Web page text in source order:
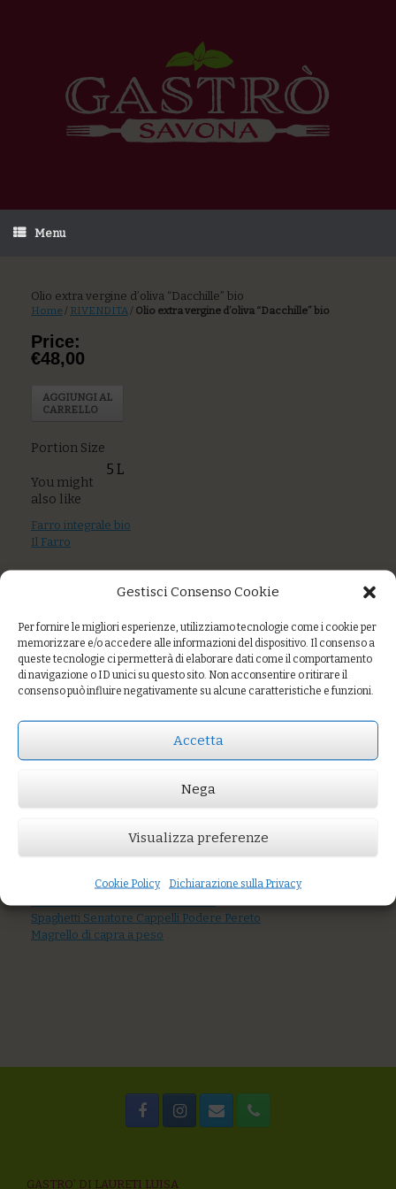
Gestisci Consenso Cookie
Per fornire le migliori esperienze, utilizziamo tecnologie come i cookie per
memorizzare e/o accedere alle informazioni del dispositivo. Il consenso a
queste tecnologie ci permetterà di elaborare dati come il comportamento
di navigazione o ID unici su questo sito. Non acconsentire o ritirare il
consenso può influire negativamente su alcune caratteristiche e funzioni.
Accetta
Nega
Visualizza preferenze
Cookie Policy Dichiarazione sulla Privacy
Menu
Olio extra vergine d’oliva “Dacchille” bio
Home / RIVENDITA/ Olio extra vergine d’oliva “Dacchille” bio
You might also like
Spaghetti Senatore Cappelli Podere Pereto
Magrello di capra a peso
Price:
€48,00
AGGIUNGI AL
CARRELLO
Portion Size
5 L
You might
also like
Farro integrale bio
Il Farro
d’oliva “Dacchille”
Mezzi paccheri di
grani antichi
“Mulino Valdorcia”
bio a peso
GASTRO’ DI LAURETI LUISA